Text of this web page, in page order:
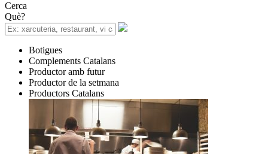
Cerca
Què?
Botigues
Complements Catalans
Productor amb futur
Productor de la setmana
Productors Catalans